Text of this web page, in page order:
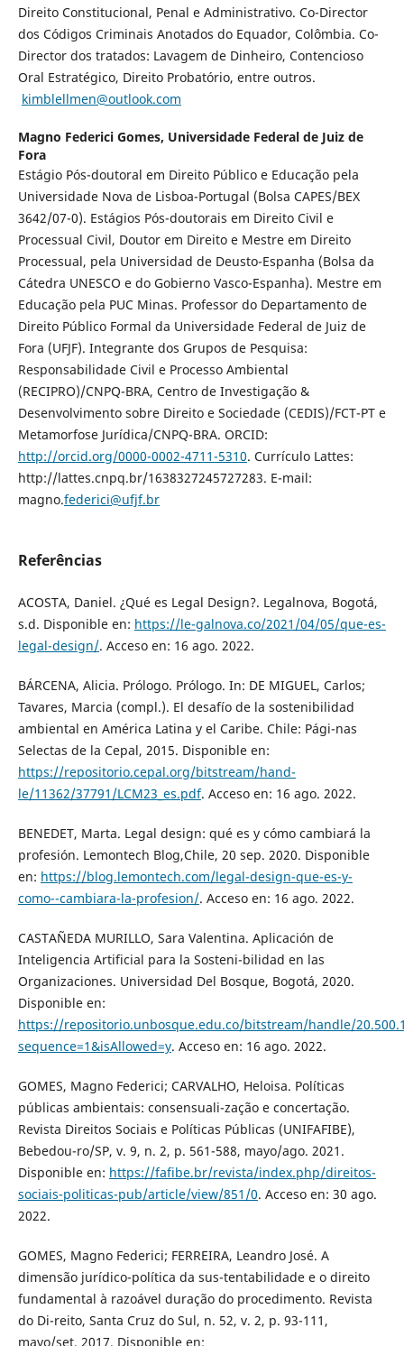
Direito Constitucional, Penal e Administrativo. Co-Director
dos Códigos Criminais Anotados do Equador, Colômbia. Co-
Director dos tratados: Lavagem de Dinheiro, Contencioso
Oral Estratégico, Direito Probatório, entre outros.
kimblellmen@outlook.com
Magno Federici Gomes, Universidade Federal de Juiz de
Fora
Estágio Pós-doutoral em Direito Público e Educação pela
Universidade Nova de Lisboa-Portugal (Bolsa CAPES/BEX
3642/07-0). Estágios Pós-doutorais em Direito Civil e
Processual Civil, Doutor em Direito e Mestre em Direito
Processual, pela Universidad de Deusto-Espanha (Bolsa da
Cátedra UNESCO e do Gobierno Vasco-Espanha). Mestre em
Educação pela PUC Minas. Professor do Departamento de
Direito Público Formal da Universidade Federal de Juiz de
Fora (UFJF). Integrante dos Grupos de Pesquisa:
Responsabilidade Civil e Processo Ambiental
(RECIPRO)/CNPQ-BRA, Centro de Investigação &
Desenvolvimento sobre Direito e Sociedade (CEDIS)/FCT-PT e
Metamorfose Jurídica/CNPQ-BRA. ORCID:
http://orcid.org/0000-0002-4711-5310. Currículo Lattes:
http://lattes.cnpq.br/1638327245727283. E-mail:
magno.federici@ufjf.br
Referências
ACOSTA, Daniel. ¿Qué es Legal Design?. Legalnova, Bogotá,
s.d. Disponible en: https://le-galnova.co/2021/04/05/que-es-
legal-design/. Acceso en: 16 ago. 2022.
BÁRCENA, Alicia. Prólogo. Prólogo. In: DE MIGUEL, Carlos;
Tavares, Marcia (compl.). El desafío de la sostenibilidad
ambiental en América Latina y el Caribe. Chile: Pági-nas
Selectas de la Cepal, 2015. Disponible en:
https://repositorio.cepal.org/bitstream/hand-
le/11362/37791/LCM23_es.pdf. Acceso en: 16 ago. 2022.
BENEDET, Marta. Legal design: qué es y cómo cambiará la
profesión. Lemontech Blog,Chile, 20 sep. 2020. Disponible
en: https://blog.lemontech.com/legal-design-que-es-y-
como--cambiara-la-profesion/. Acceso en: 16 ago. 2022.
CASTAÑEDA MURILLO, Sara Valentina. Aplicación de
Inteligencia Artificial para la Sosteni-bilidad en las
Organizaciones. Universidad Del Bosque, Bogotá, 2020.
Disponible en:
https://repositorio.unbosque.edu.co/bitstream/handle/
sequence=1&isAllowed=y. Acceso en: 16 ago. 2022.
GOMES, Magno Federici; CARVALHO, Heloisa. Políticas
públicas ambientais: consensuali-zação e concertação.
Revista Direitos Sociais e Políticas Públicas (UNIFAFIBE),
Bebedou-ro/SP, v. 9, n. 2, p. 561-588, mayo/ago. 2021.
Disponible en: https://fafibe.br/revista/index.php/direitos-
sociais-politicas-pub/article/view/851/0. Acceso en: 30 ago.
2022.
GOMES, Magno Federici; FERREIRA, Leandro José. A
dimensão jurídico-política da sus-tentabilidade e o direito
fundamental à razoável duração do procedimento. Revista
do Di-reito, Santa Cruz do Sul, n. 52, v. 2, p. 93-111,
mayo/set. 2017. Disponible en: